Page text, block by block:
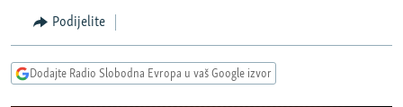
Pređite
pretragu
VIZUELNO
FOTOGALERIJE
PODCASTI
RAT U UKRAJINI
Podijelite
Dodajte Radio Slobodna Evropa u vaš Google izvor